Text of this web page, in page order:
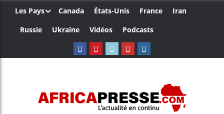
Les Pays Canada États-Unis France
Iran
Russie
Ukraine Vidéos Podcasts